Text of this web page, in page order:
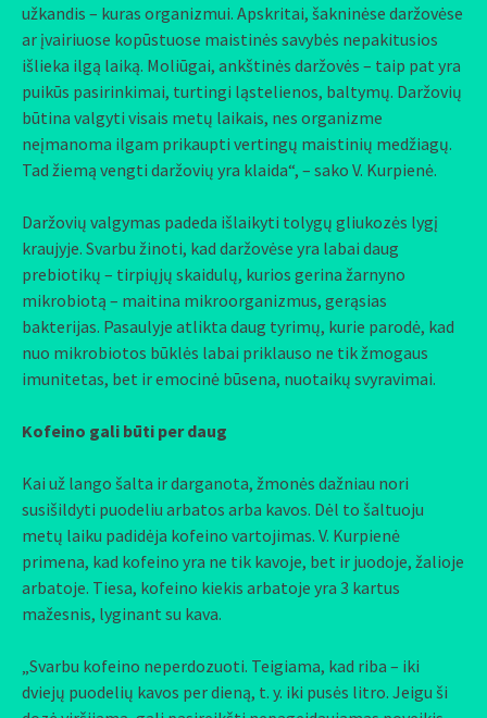
užkandis – kuras organizmui. Apskritai, šakninėse daržovėse
ar įvairiuose kopūstuose maistinės savybės nepakitusios
išlieka ilgą laiką. Moliūgai, ankštinės daržovės – taip pat yra
puikūs pasirinkimai, turtingi ląstelienos, baltymų. Daržovių
būtina valgyti visais metų laikais, nes organizme
neįmanoma ilgam prikaupti vertingų maistinių medžiagų.
Tad žiemą vengti daržovių yra klaida“, – sako V. Kurpienė.
Daržovių valgymas padeda išlaikyti tolygų gliukozės lygį
kraujyje. Svarbu žinoti, kad daržovėse yra labai daug
prebiotikų – tirpiųjų skaidulų, kurios gerina žarnyno
mikrobiotą – maitina mikroorganizmus, gerąsias
bakterijas. Pasaulyje atlikta daug tyrimų, kurie parodė, kad
nuo mikrobiotos būklės labai priklauso ne tik žmogaus
imunitetas, bet ir emocinė būsena, nuotaikų svyravimai.
Kofeino gali būti per daug
Kai už lango šalta ir darganota, žmonės dažniau nori
susišildyti puodeliu arbatos arba kavos. Dėl to šaltuoju
metų laiku padidėja kofeino vartojimas. V. Kurpienė
primena, kad kofeino yra ne tik kavoje, bet ir juodoje, žalioje
arbatoje. Tiesa, kofeino kiekis arbatoje yra 3 kartus
mažesnis, lyginant su kava.
„Svarbu kofeino neperdozuoti. Teigiama, kad riba – iki
dviejų puodelių kavos per dieną, t. y. iki pusės litro. Jeigu ši